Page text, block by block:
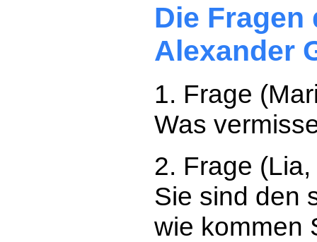
Die
Alexander
1. Frage
Was
2. Frage
Sie sind den
wie kommen